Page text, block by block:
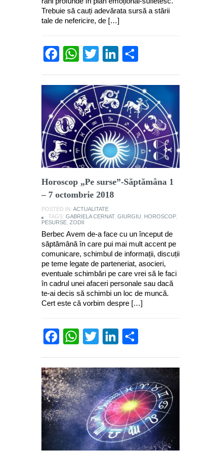
Trebuie să cauți adevărata sursă a stării
tale de nefericire, de […]
Facebook
WhatsApp
TwitterLinkedIn
Horoscop „Pe surse”-Săptămâna 1
– 7 octombrie 2018
POSTED IN: ACTUALITATE
TAGS: GABRIELA CERNAT, GIURGIU HOROSCOP,
PESURSE ZODII
Berbec Avem de-a face cu un început de
săptămână în care pui mai mult accent pe
comunicare, schimbul de informații, discuții
pe teme legate de parteneriat, asocieri,
eventuale schimbări pe care vrei să le faci
în cadrul unei afaceri personale sau dacă
te-ai decis să schimbi un loc de muncă.
Cert este că vorbim despre […]
Facebook
WhatsApp
TwitterLinkedIn